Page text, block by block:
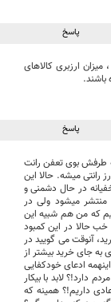
پاسخ
ارزبری کالاهای
باشند.
پاسخ
طرفش بوی تعفن رانت
رانتی میشه. حالا این
در حال دشمنی و
منتشر میشود ولی در
که من هم شبیه این
خب حالا در این کمبود
آنوقت می گویید در
به جای خرید بیشتر از
ادعای خودکفایی
دارد!؟ لابد با بیکار
داریم!؟ همینه که